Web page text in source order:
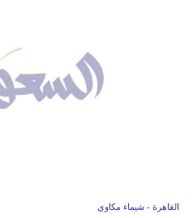
القاهرة - شيماء مكاوي